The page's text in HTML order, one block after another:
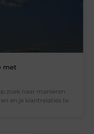
met
zoek naar manieren
en je klantrelaties te